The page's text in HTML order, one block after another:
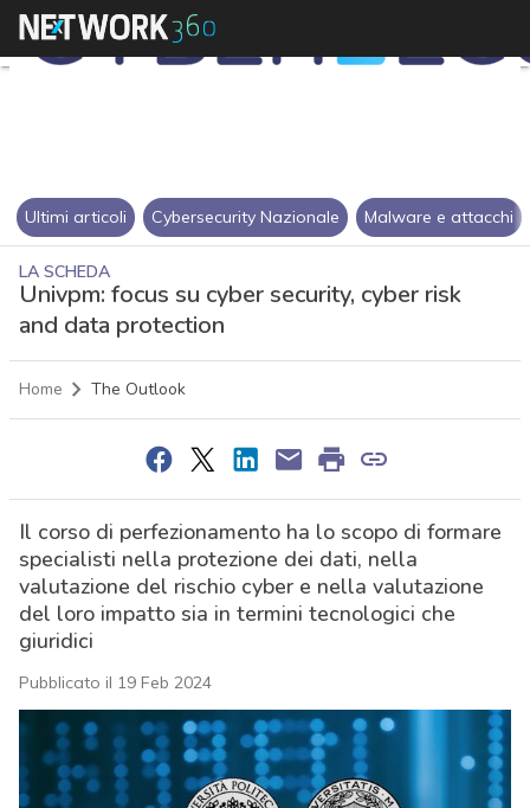
Ultimi articoli Cybersecurity Nazionale Malware e attacchi
LA SCHEDA
Univpm: focus su cyber security, cyber risk
and data protection
Home The Outlook
Il corso di perfezionamento ha lo scopo di formare
specialisti nella protezione dei dati, nella
valutazione del rischio cyber e nella valutazione
del loro impatto sia in termini tecnologici che
giuridici
Pubblicato il 19 Feb 2024